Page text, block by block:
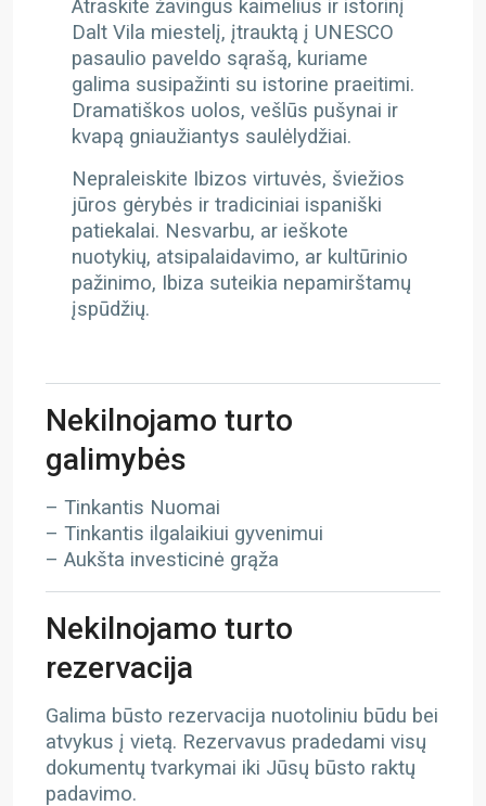
Atraskite žavingus kaimelius ir istorinį
Dalt Vila miestelį, įtrauktą į UNESCO
pasaulio paveldo sąrašą, kuriame
galima susipažinti su istorine praeitimi.
Dramatiškos uolos, vešlūs pušynai ir
kvapą gniaužiantys saulėlydžiai.
Nepraleiskite Ibizos virtuvės, šviežios
jūros gėrybės ir tradiciniai ispaniški
patiekalai. Nesvarbu, ar ieškote
nuotykių, atsipalaidavimo, ar kultūrinio
pažinimo, Ibiza suteikia nepamirštamų
įspūdžių.
Nekilnojamo turto
galimybės
– Tinkantis Nuomai
– Tinkantis ilgalaikiui gyvenimui
– Aukšta investicinė grąža
Nekilnojamo turto
rezervacija
Galima būsto rezervacija nuotoliniu būdu bei
atvykus į vietą. Rezervavus pradedami visų
dokumentų tvarkymai iki Jūsų būsto raktų
padavimo.